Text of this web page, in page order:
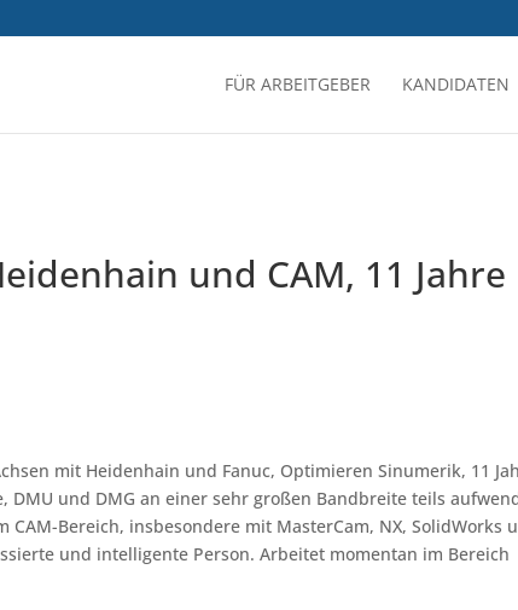
FÜR ARBEITGEBER KANDIDATEN
und CAM, 11 Jahre
mit Heidenhain und Fanuc, Optimieren Sinumerik, 11
DMU und DMG an einer sehr großen Bandbreite teils
CAM-Bereich, insbesondere mit MasterCam, NX, SolidWorks
und intelligente Person. Arbeitet momentan im Bereich